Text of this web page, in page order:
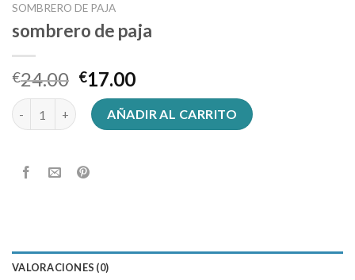
SOMBRERO DE PAJA
sombrero de paja
€24.00 €17.00
sombrero de paja cantidadAÑADIR AL CARRITO
VALORACIONES (0)